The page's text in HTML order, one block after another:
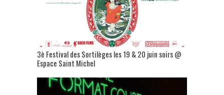
3è Festival des Sortilèges les 19 & 20 juin soirs @
Espace Saint Michel